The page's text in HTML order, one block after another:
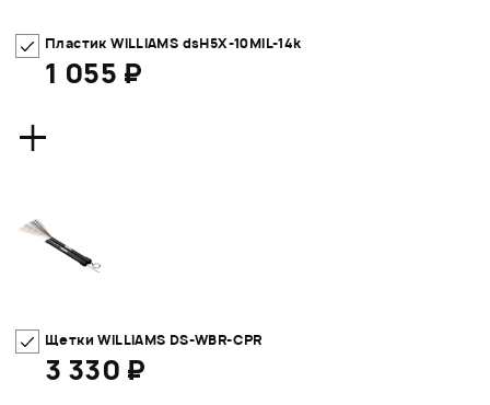
Пластик WILLIAMS dsH5X-10MIL-14k
1 055 ₽
+
Щетки WILLIAMS DS-WBR-CPR
3 330 ₽